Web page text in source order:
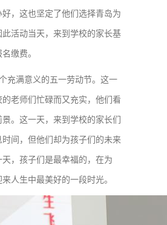
，这也坚定了他们选择青岛为
活动当天，来到学校的家长基
缴费。
满意义的五一劳动节。这一
老师们忙碌而又充实，他们看
。这一天，来到学校的家长们
间，但他们却为孩子们的未来
，孩子们是最幸福的，在为
人生中最美好的一段时光。